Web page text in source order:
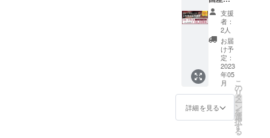
の場合
は「な
し」と
ご記載
くださ
い）。
ム肉の
コース
を食べ
られる
お食事
券で
す。 有
効期
限：
2023年
5月〜
2023年
9月（店
支援
者：
2人
お届
け予
定：
2023
年05
月
詳細を見る
こ
の
リ
タ
ー
ン
を
選
択
す
る